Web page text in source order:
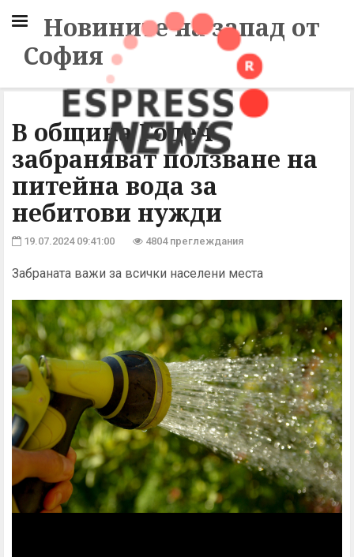
Новините на запад от
София
В община Годеч
забраняват ползване на
питейна вода за
небитови нужди
19.07.2024 09:41:00 4804 преглеждания
Забраната важи за всички населени места